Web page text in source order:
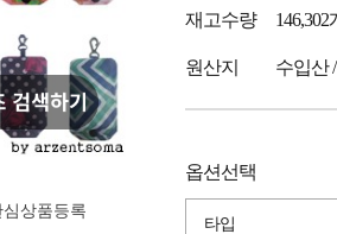
심상품등록
재고수량 146,302
원산지 수입산
옵션선택
타입